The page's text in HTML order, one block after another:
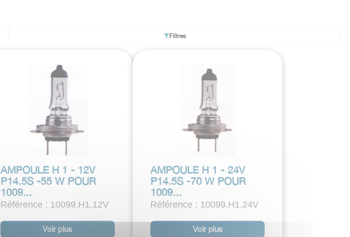
Filtres
AMPOULE H 1 - 12V
P14.5S -55 W POUR
1009...
Référence : 10099.H1.12V
Voir plus
AMPOULE H 1 - 24V
P14.5S -70 W POUR
1009...
Référence : 10099.H1.24V
Voir plus